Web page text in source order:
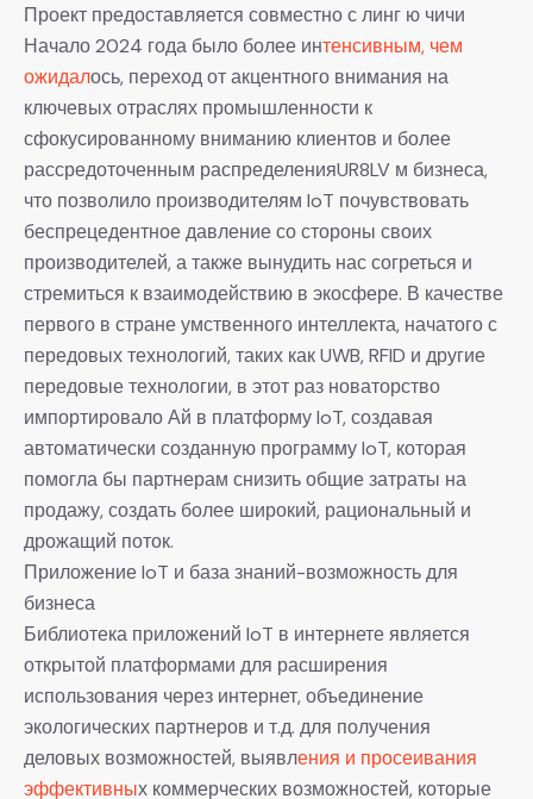
Проект предоставляется совместно с линг ю чичи
Начало 2024 года было более интенсивным, чем
ожидалось, переход от акцентного внимания на
ключевых отраслях промышленности к
сфокусированному вниманию клиентов и более
рассредоточенным распределенияUR8LV м бизнеса,
что позволило производителям IoT почувствовать
беспрецедентное давление со стороны своих
производителей, а также вынудить нас согреться и
стремиться к взаимодействию в экосфере. В качестве
первого в стране умственного интеллекта, начатого с
передовых технологий, таких как UWB, RFID и другие
передовые технологии, в этот раз новаторство
импортировало Ай в платформу IoT, создавая
автоматически созданную программу IoT, которая
помогла бы партнерам снизить общие затраты на
продажу, создать более широкий, рациональный и
дрожащий поток.
Приложение IoT и база знаний-возможность для
бизнеса
Библиотека приложений IoT в интернете является
открытой платформами для расширения
использования через интернет, объединение
экологических партнеров и т.д. для получения
деловых возможностей, выявления и просеивания
эффективных коммерческих возможностей, которые